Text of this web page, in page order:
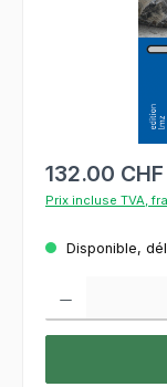
132.00 CHF
Prix incluse TVA,
Disponible,